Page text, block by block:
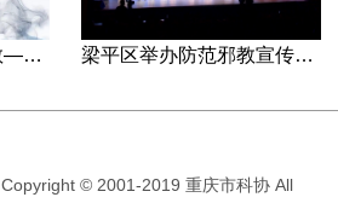
非遗传承人带你反邪教—害人的“全能神” 梁平区举办防范邪教宣传专场文艺演出
Copyright © 2001-2019 重庆市科协 All